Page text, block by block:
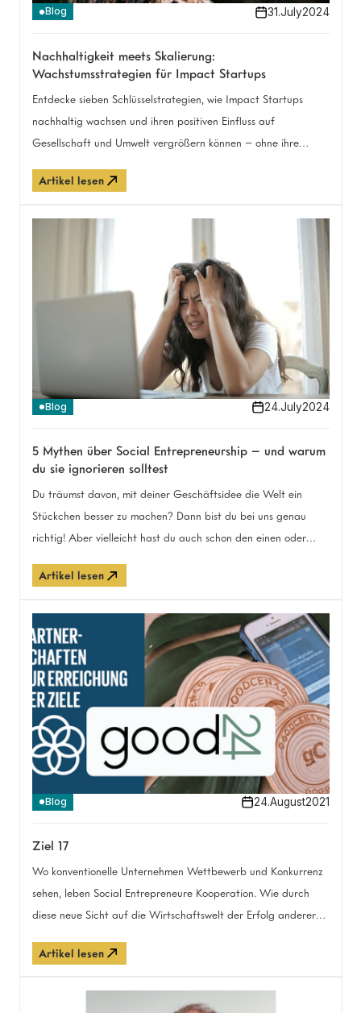
Blog 31.July2024
Nachhaltigkeit meets Skalierung:
Wachstumsstrategien für Impact Startups
Entdecke sieben Schlüsselstrategien, wie Impact Startups
nachhaltig wachsen und ihren positiven Einfluss auf
Gesellschaft und Umwelt vergrößern können – ohne ihre
Artikel lesen
Blog 24.July2024
5 Mythen über Social Entrepreneurship – und warum
du sie ignorieren solltest
Du träumst davon, mit deiner Geschäftsidee die Welt ein
Stückchen besser zu machen? Dann bist du bei uns genau
richtig! Aber vielleicht hast du auch schon den einen oder
zögern lässt. Wir haben in unserer Community die Top-Mythen
kommen. In diesem Artikel räumen wir gemeinsam mit diesen
Missverständnissen auf und zeigen dir, wie die Impact Factory
dir dabei hilft, deinen Traum vom Impact Startup zu
verwirklichen!
Artikel lesen
Blog 24.August2021
Ziel 17
Wo konventionelle Unternehmen Wettbewerb und Konkurrenz
sehen, leben Social Entrepreneure Kooperation. Wie durch
diese neue Sicht auf die Wirtschaftswelt der Erfolg anderer
gemeinsam geht einfach mehr.
Artikel lesen